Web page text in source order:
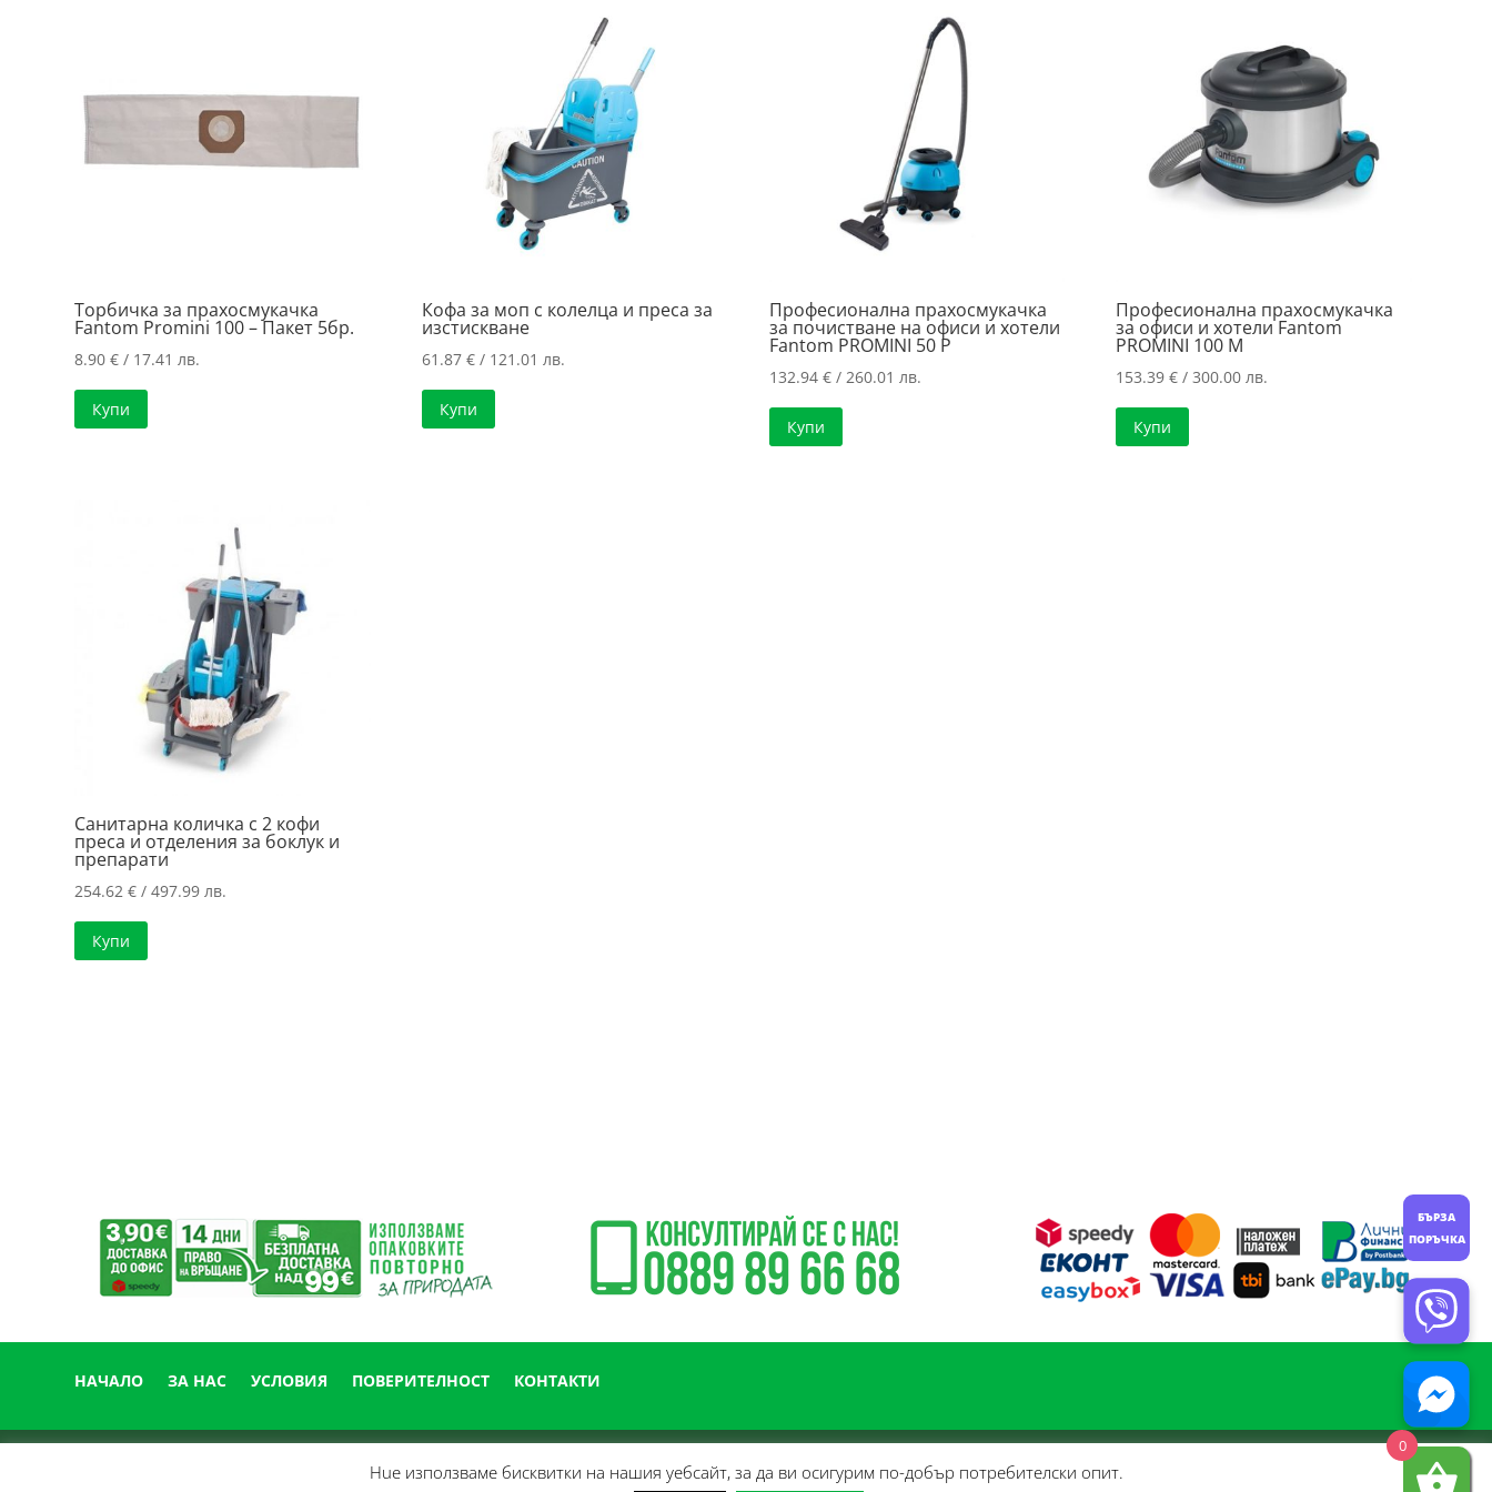
Торбичка за прахосмукачка
Fantom Promini 100 – Пакет 5бр.
8.90€ / 17.41 лв.
Купи
Кофа за моп с колелца и преса за
изстискване
61.87 €/ 121.01 лв.
Купи
Професионална прахосмукачка
за почистване на офиси и хотели
Fantom PROMINI 50 P
132.94 €/ 260.01 лв.
Купи
Професионална прахосмукачка
за офиси и хотели Fantom
PROMINI 100 М
153.39€ / 300.00 лв.
Купи
Санитарна количка с 2 кофи
преса и отделения за боклук и
препарати
254.62€ / 497.99 лв.
Купи
НАЧАЛО ЗА НАС УСЛОВИЯ ПОВЕРИТЕЛНОСТ КОНТАКТИ
Нue използвамe бисквитки на нашия уебсайт, за да ви осигурим по-добър потребителски опит.
0
БЪРЗА
ПОРЪЧКА